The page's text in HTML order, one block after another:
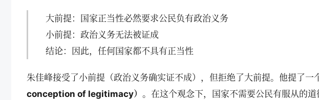
大前提：国家正当性必然要求公民负有政治义务
小前提：政治义务无法被证成
结论：因此，任何国家都不具有正当性
朱佳峰接受了小前提（政治义务确实证不成），但拒绝了大前提。他提了一
conception of legitimacy）。 在这个观念下，国家不需要公民有服从的